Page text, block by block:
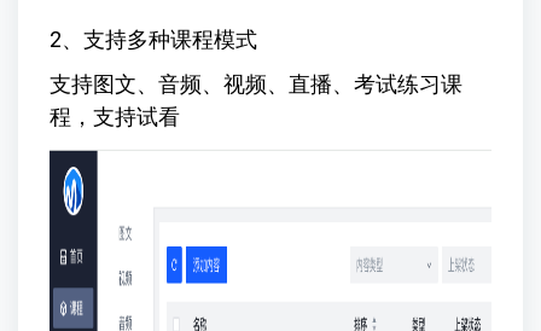
2、支持多种课程模式
支持图文、音频、视频、直播、考试练习课
程，支持试看